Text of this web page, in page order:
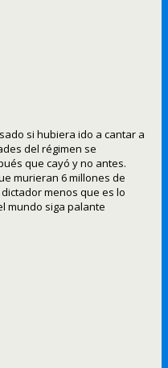
si hubiera ido a cantar a
del régimen se
que cayó y no antes.
murieran 6 millones de
menos que es lo
mundo siga palante